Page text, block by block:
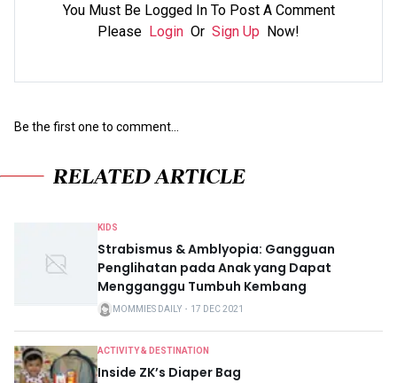
You Must Be Logged In To Post A Comment
Please Login Or Sign Up Now!
Be the first one to comment...
RELATED ARTICLE
KIDS
Strabismus & Amblyopia: Gangguan
Penglihatan pada Anak yang Dapat
Mengganggu Tumbuh Kembang
MOMMIES DAILY ・ 17 DEC 2021
ACTIVITY & DESTINATION
Inside ZK’s Diaper Bag